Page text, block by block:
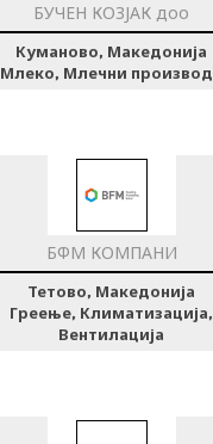
БУЧЕН КОЗЈАК доо
Куманово, Македонија
Млеко, Млечни
БФМ КОМПАНИ
Тетово, Македонија
Греење, Климатизација,
Вентилација